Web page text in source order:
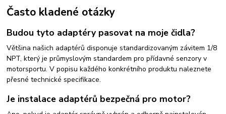
Často kladené otázky
Budou tyto adaptéry pasovat na moje čidla?
Většina našich adaptérů disponuje standardizovaným závitem 1/8
NPT, který je průmyslovým standardem pro přídavné senzory v
motorsportu. V popisu každého konkrétního produktu naleznete
přesné technické specifikace.
Je instalace adaptérů bezpečná pro motor?